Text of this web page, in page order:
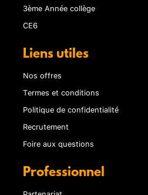
3ème Année collège
CE6
Liens utiles
Nos offres
Termes et conditions
Politique de confidentialité
Recrutement
Foire aux questions
Professionnel